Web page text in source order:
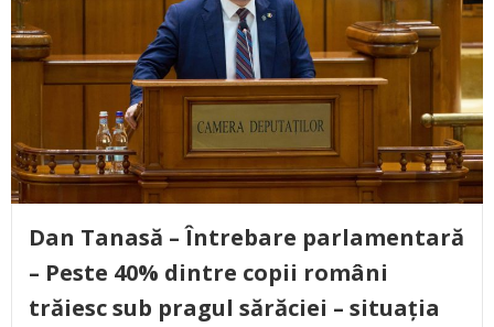
Dan Tanasă – Întrebare parlamentară
– Peste 40% dintre copii români
trăiesc sub pragul sărăciei – situația